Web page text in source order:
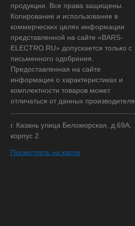
продукции. Все права защищены.
Копирование и использование в
коммерческих целях информации
представленной на сайте «BARS-
ELECTRO.RU» допускается только с
письменного одобрения.
Предоставленная на сайте
информация о характеристиках и
комплектности товаров может
отличаться от данных производителя
г. Казань улица Беломорская, д.69А,
корпус 2
Посмотреть на карте